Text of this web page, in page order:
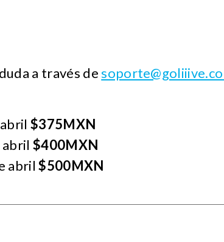
a través de
abril$375MXN
abril$400MXN
abril$500MXN